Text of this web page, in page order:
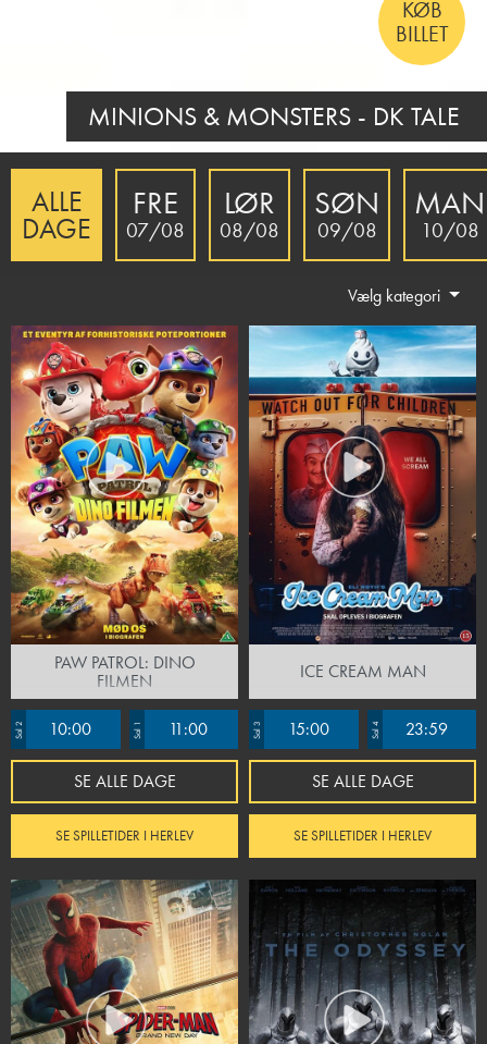
KØB
BILLET
INSIDIOUS: OUT OF THE FURTHER
ALLE
DAGE
FRE
07/08
LØR
08/08
SØN
09/08
MAN
10/08
Vælg kategori
PAW PATROL: DINO
FILMEN
Sal 2 10:00 Sal 1 11:00
SE ALLE DAGE
SE SPILLETIDER I HERLEV
ICE CREAM MAN
Sal 3 15:00 Sal 4 23:59
SE ALLE DAGE
SE SPILLETIDER I HERLEV